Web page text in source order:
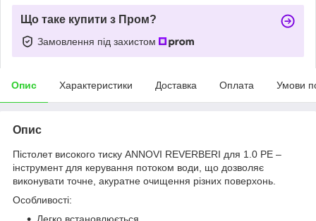
Що таке купити з Пром?
Замовлення під захистом
Опис Характеристики Доставка Оплата Умови
Опис
Пістолет високого тиску ANNOVI REVERBERI для 1.0 PE –
інструмент для керування потоком води, що дозволяє
виконувати точне, акуратне очищення різних поверхонь.
Особливості:
Легко встановлюється.